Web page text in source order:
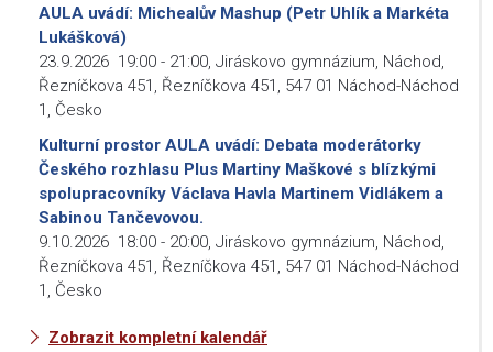
AULA uvádí: Michealův Mashup (Petr Uhlík a Markéta
Lukášková)
23.9.2026 19:00 - 21:00, Jiráskovo gymnázium, Náchod,
Řezníčkova 451, Řezníčkova 451, 547 01 Náchod-Náchod
1, Česko
Kulturní prostor AULA uvádí: Debata moderátorky
Českého rozhlasu Plus Martiny Maškové s blízkými
spolupracovníky Václava Havla Martinem Vidlákem a
Sabinou Tančevovou.
9.10.2026 18:00 - 20:00, Jiráskovo gymnázium, Náchod,
Řezníčkova 451, Řezníčkova 451, 547 01 Náchod-Náchod
1, Česko
Zobrazit kompletní kalendář